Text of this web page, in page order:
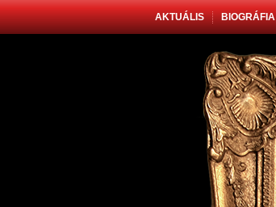
AKTUÁLIS BIOGRÁFIA